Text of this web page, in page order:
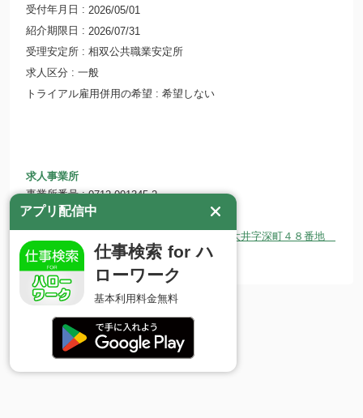
受付年月日
2026/05/01
紹介期限日
2026/07/31
受理安定所
相双公共職業安定所
求人区分
一般
トライアル雇用併用の希望
希望しない
求人事業所
事業所番号
0712-001345-2
事業所名
株式会社 中里工務店
〒979-2103 福島県南相馬市小高区大井字深町４８番地
ホームページ
http://www.nakazatok.jp
アプリ配信中
仕事検索 for ハ
ローワーク
基本利用料金無料